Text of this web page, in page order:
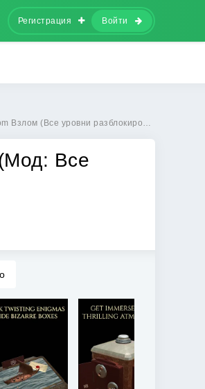
Регистрация Войти
разблокированы) на Андроиде бесплатно
Все